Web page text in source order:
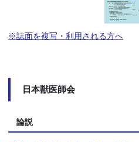
※誌面を複写・利用される方へ
日本獣医師会
論説